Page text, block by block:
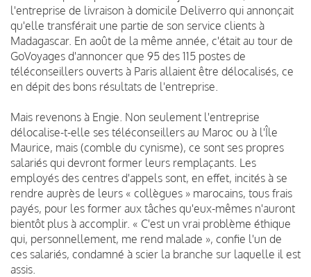
l'entreprise de livraison à domicile Deliverro qui annonçait
qu'elle transférait une partie de son service clients à
Madagascar. En août de la même année, c'était au tour de
GoVoyages d'annoncer que 95 des 115 postes de
téléconseillers ouverts à Paris allaient être délocalisés, ce
en dépit des bons résultats de l'entreprise.
Mais revenons à Engie. Non seulement l'entreprise
délocalise-t-elle ses téléconseillers au Maroc ou à l'Île
Maurice, mais (comble du cynisme), ce sont ses propres
salariés qui devront former leurs remplaçants. Les
employés des centres d'appels sont, en effet, incités à se
rendre auprès de leurs « collègues » marocains, tous frais
payés, pour les former aux tâches qu'eux-mêmes n'auront
bientôt plus à accomplir. « C'est un vrai problème éthique
qui, personnellement, me rend malade », confie l'un de
ces salariés, condamné à scier la branche sur laquelle il est
assis.